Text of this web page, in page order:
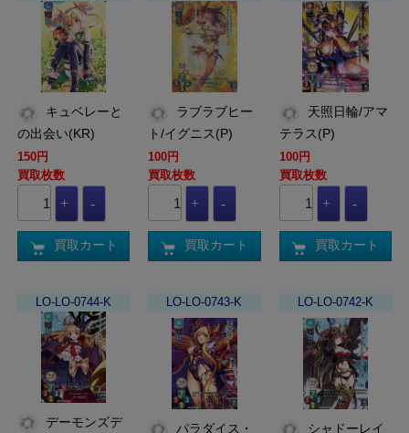
の出会い(KR)
150円
買取枚数
買取カート
ト/イグニス(P)
100円
買取枚数
買取カート
テラス(P)
100円
買取枚数
買取カート
LO-LO-0744-K LO-LO-0743-K LO-LO-0742-K